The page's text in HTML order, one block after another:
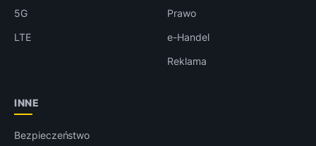
5G
LTE
Prawo
e-Handel
Reklama
INNE
Bezpieczeństwo